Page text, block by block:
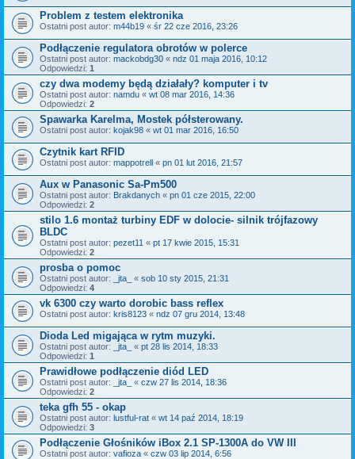
Problem z testem elektronika
Ostatni post autor: m44b19 « śr 22 cze 2016, 23:26
Podłączenie regulatora obrotów w polerce
Ostatni post autor: mackobdg30 « ndz 01 maja 2016, 10:12
Odpowiedzi: 1
czy dwa modemy będą działały? komputer i tv
Ostatni post autor: namdu « wt 08 mar 2016, 14:36
Odpowiedzi: 2
Spawarka Karelma, Mostek półsterowany.
Ostatni post autor: kojak98 « wt 01 mar 2016, 16:50
Czytnik kart RFID
Ostatni post autor: mappotrell « pn 01 lut 2016, 21:57
Aux w Panasonic Sa-Pm500
Ostatni post autor: Brakdanych « pn 01 cze 2015, 22:00
Odpowiedzi: 2
stilo 1.6 montaż turbiny EDF w dolocie- silnik trójfazowy
BLDC
Ostatni post autor: pezet11 « pt 17 kwie 2015, 15:31
Odpowiedzi: 2
prosba o pomoc
Ostatni post autor: _jta_ « sob 10 sty 2015, 21:31
Odpowiedzi: 4
vk 6300 czy warto dorobic bass reflex
Ostatni post autor: kris8123 « ndz 07 gru 2014, 13:48
Dioda Led migająca w rytm muzyki.
Ostatni post autor: _jta_ « pt 28 lis 2014, 18:33
Odpowiedzi: 1
Prawidłowe podłączenie diód LED
Ostatni post autor: _jta_ « czw 27 lis 2014, 18:36
Odpowiedzi: 2
teka gfh 55 - okap
Ostatni post autor: lustful-rat « wt 14 paź 2014, 18:19
Odpowiedzi: 3
Podłączenie Głośników iBox 2.1 SP-1300A do VW III
Ostatni post autor: vafioza « czw 03 lip 2014, 6:56